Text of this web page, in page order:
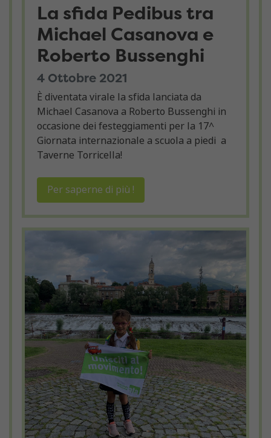
La sfida Pedibus tra
Michael Casanova e
Roberto Bussenghi
4 Ottobre 2021
È diventata virale la sfida lanciata da
Michael Casanova a Roberto Bussenghi in
occasione dei festeggiamenti per la 17^
Giornata internazionale a scuola a piedi a
Taverne Torricella!
Per saperne di più !